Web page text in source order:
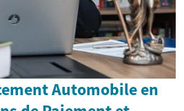
Automobile en